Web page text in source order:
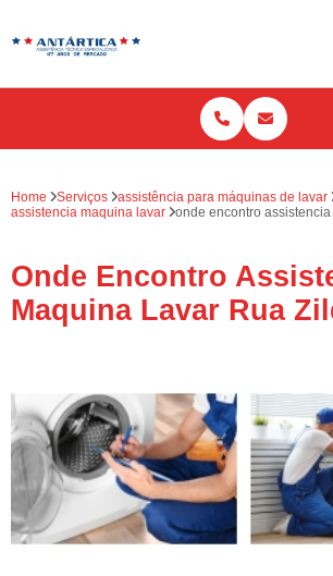
Home Serviços
assistência para máquinas de lavar
assistencia maquina lavar
onde encontro
Onde Encontro
Maquina Lavar Rua